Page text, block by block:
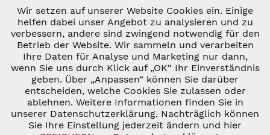
Zahlung & Versand
* ALLE PREISE INKL. GESETZL. UMSATZSTEUER ZZGL.
VERSANDKOSTEN UND GGF. NACHNAHMEGEBÜHREN, WENN NICHT
ANDERS BESCHRIEBEN
© 2026 C&D WEINHANDEL - ALL RIGHTS RESERVED. THEME BY
Notwendig Aktiv
Marketing Inaktiv
Tracking Inaktiv
Personalisierung Inaktiv
Wir setzen auf unserer Website Cookies ein. Einige
helfen dabei unser Angebot zu analysieren und zu
verbessern, andere sind zwingend notwendig für den
Betrieb der Website. Wir sammeln und verarbeiten
Ihre Daten für Analyse und Marketing nur dann,
wenn Sie uns durch Klick auf „OK“ Ihr Einverständnis
geben. Über „Anpassen“ können Sie darüber
entscheiden, welche Cookies Sie zulassen oder
ablehnen. Weitere Informationen finden Sie in
unserer Datenschutzerklärung. Nachträglich können
Sie Ihre Einstellung jederzeit ändern und hier